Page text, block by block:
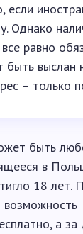
если
Однако
равно
быть выслан
– только
быть
в
18 лет.
возможность
а за